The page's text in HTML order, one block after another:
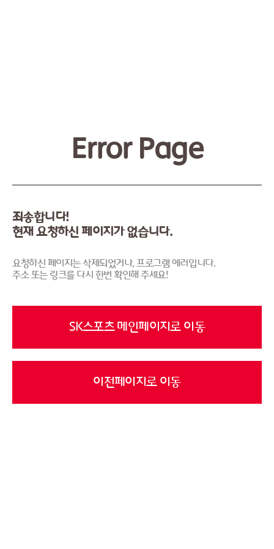
Error Page
죄송합니다!
현재 요청하신 페이지가 없습니다.
요청하신 페이지는 삭제되었거나, 프로그램 에러입니다.
주소 또는 링크를 다시 한번 확인해 주세요!
SK스포츠 메인페이지로 이동
이전페이지로 이동